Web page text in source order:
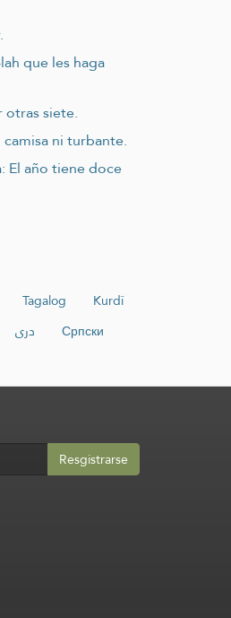
que les haga
otras siete.
ni turbante.
El año tiene doce
Tagalog
Kurdî
دری
Српски
Resgistrarse